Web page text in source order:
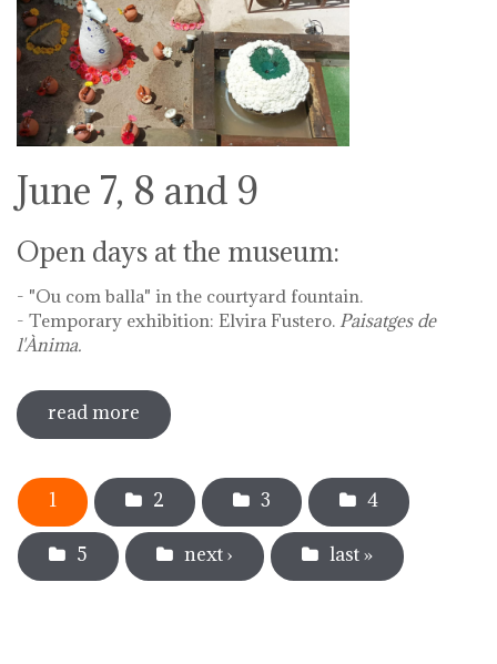
June 7, 8 and 9
Open days at the museum:
- "Ou com balla" in the courtyard fountain.
- Temporary exhibition: Elvira Fustero. Paisatges de
l'Ànima.
read more sobre diada de la flor - l'ou com balla a
la font
Pages
1 2 3 4
5 next › last »